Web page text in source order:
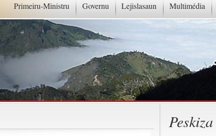
Primeiru-Ministru Governu Lejislasaun Multimédia
Peskiza